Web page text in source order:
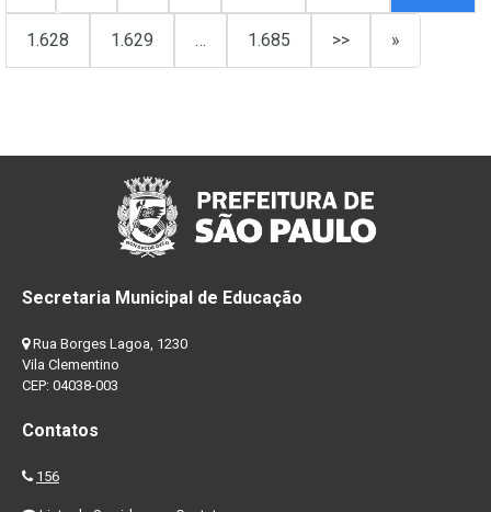
1.628 1.629 … 1.685 >> »
Secretaria Municipal de Educação
Rua Borges Lagoa, 1230
Vila Clementino
CEP: 04038-003
Contatos
156